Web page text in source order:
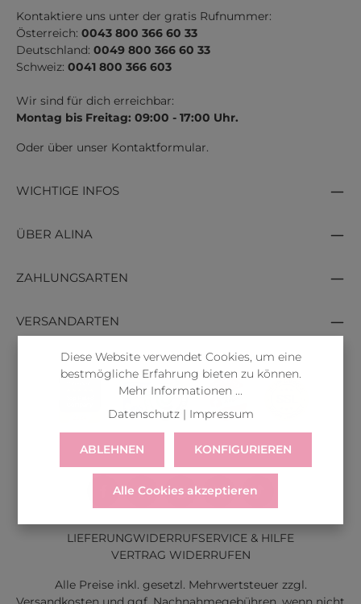
Kontaktiere uns unter der gratis Rufnummer:
Österreich: 0043 800 366 60 33
Deutschland: 0049 800 366 60 33
Schweiz: 0041 800 366 603
Wir sind für dich erreichbar:
Montag bis Freitag: 09:00 - 17:00 Uhr.
Oder über unser Kontaktformular.
WICHTIGE INFOS
ÜBER ALINA
ZAHLUNGSARTEN
VERSANDARTEN
LIEFERUNGWIDERRUFSERVICE & HILFE
VERTRAG WIDERRUFEN
Alle Preise inkl. gesetzl. Mehrwertsteuer zzgl.
Diese Website verwendet Cookies, um eine
bestmögliche Erfahrung bieten zu können.
Mehr Informationen ...
Datenschutz| Impressum
ABLEHNEN KONFIGURIEREN
Alle Cookies akzeptieren